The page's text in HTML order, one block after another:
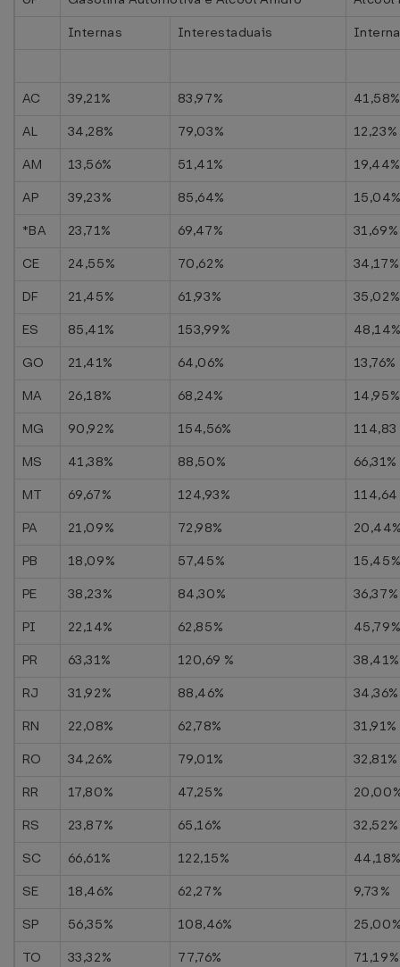
Internas
Interestaduais
AC 39,21% 83,97%
41,58%
AL
34,28% 79,03%
12,23%
AM
13,56% 51,41%
19,44%
AP
39,23% 85,64%
*BA
23,71% 69,47%
31,69%
CE
24,55% 70,62%
34,17%
DF
21,45% 61,93%
35,02%
ES
85,41% 153,99%
GO
21,41% 64,06%
13,76%
MA
26,18% 68,24%
14,95%
MG
90,92% 154,56%
114,83
MS
41,38% 88,50%
66,31%
MT
69,67% 124,93%
114,64
PA
21,09% 72,98%
PB
18,09% 57,45%
PE
38,23% 84,30%
36,37%
PI
22,14% 62,85%
PR
63,31% 120,69 %
38,41%
RJ
31,92% 88,46%
34,36%
RN
22,08% 62,78%
31,91%
RO
34,26% 79,01%
32,81%
RR
17,80% 47,25%
RS
23,87% 65,16%
32,52%
SC
66,61% 122,15%
SE
18,46% 62,27%
9,73%
SP
56,35% 108,46%
TO
33,32% 77,76% 71,19%